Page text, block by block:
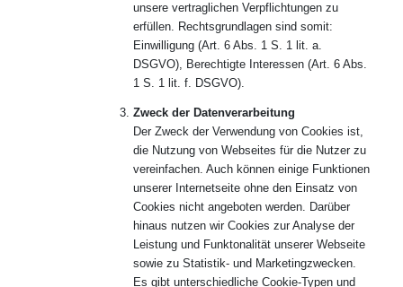
unsere vertraglichen Verpflichtungen zu
erfüllen. Rechtsgrundlagen sind somit:
Einwilligung (Art. 6 Abs. 1 S. 1 lit. a.
DSGVO), Berechtigte Interessen (Art. 6 Abs.
1 S. 1 lit. f. DSGVO).
Zweck der Datenverarbeitung
Der Zweck der Verwendung von Cookies ist,
die Nutzung von Webseites für die Nutzer zu
vereinfachen. Auch können einige Funktionen
unserer Internetseite ohne den Einsatz von
Cookies nicht angeboten werden. Darüber
hinaus nutzen wir Cookies zur Analyse der
Leistung und Funktonalität unserer Webseite
sowie zu Statistik- und Marketingzwecken.
Es gibt unterschiedliche Cookie-Typen und